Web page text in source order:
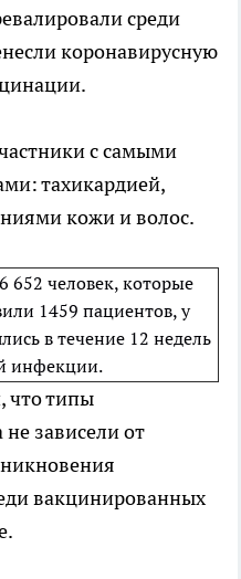
среди
коронавирусную
с самыми
тахикардией,
кожи и волос.
652 человек, которые
1459 пациентов, у
в течение 12 недель
инфекции.
что типы
зависели от
вакцинированных